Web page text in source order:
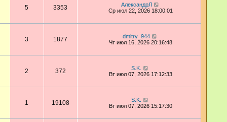
5 3353
АлександрЛ
Ср июл 22, 2026 18:00:01
3 1877
dmitry_944
Чт июл 16, 2026 20:16:48
2 372
S.K.
Вт июл 07, 2026 17:12:33
1 19108
S.K.
Вт июл 07, 2026 15:17:30